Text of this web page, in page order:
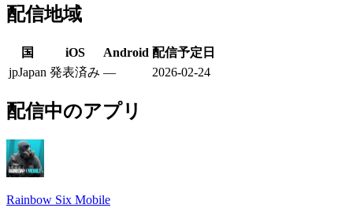
配信地域
国 iOS Android 配信予定日
jpJapan 発表済み — 2026-02-24
配信中のアプリ
Rainbow Six Mobile